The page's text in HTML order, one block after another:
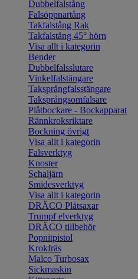
Dubbelfalstång
Falsöppnartång
Takfalstång Rak
Takfalstång 45° hörn
Visa allt i kategorin
Bender
Dubbelfalsslutare
Vinkelfalstängare
Taksprångfalsstängare
Taksprångsomfalsare
Plåtbockare - Bockapparat
Rännkroksriktare
Bockning övrigt
Visa allt i kategorin
Falsverktyg
Knoster
Schaljärn
Smidesverktyg
Visa allt i kategorin
DRÄCO Plåtsaxar
Trumpf elverktyg
DRÄCO tillbehör
Popnitpistol
Krokfräs
Malco Turbosax
Sickmaskin